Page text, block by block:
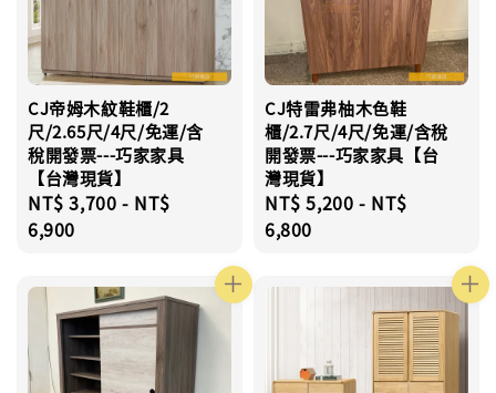
CJ帝姆木紋鞋櫃/2
尺/2.65尺/4尺/免運/含
稅開發票---巧家家具
【台灣現貨】
Regular
price
NT$ 3,700 - NT$
6,900
CJ特雷弗柚木色鞋
櫃/2.7尺/4尺/免運/含稅
開發票---巧家家具【台
灣現貨】
Regular
price
NT$ 5,200 - NT$
6,800